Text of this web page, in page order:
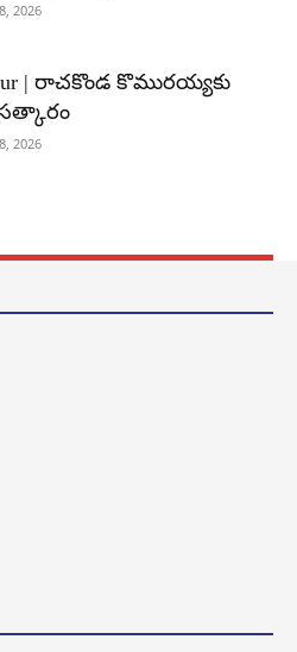
2026
| రాచకొండ కొమురయ్యకు
2026